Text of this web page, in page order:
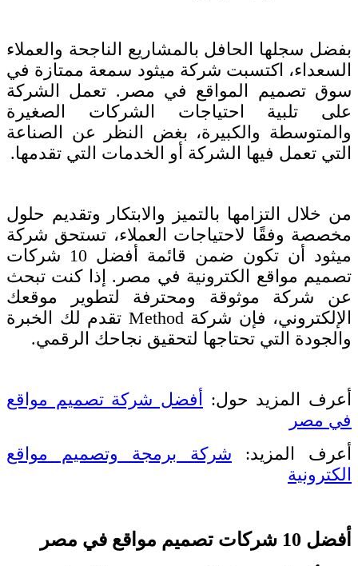
بفضل سجلها الحافل بالمشاريع الناجحة والعملاء
السعداء، اكتسبت شركة ميثود سمعة ممتازة في
سوق تصميم المواقع في مصر. تعمل الشركة
على تلبية احتياجات الشركات الصغيرة
والمتوسطة والكبيرة، بغض النظر عن الصناعة
التي تعمل فيها الشركة أو الخدمات التي تقدمها.
من خلال التزامها بالتميز والابتكار وتقديم حلول
مخصصة وفقًا لاحتياجات العملاء، تستحق شركة
ميثود أن تكون ضمن قائمة أفضل 10 شركات
تصميم مواقع الكترونية في مصر. إذا كنت تبحث
عن شركة موثوقة ومحترفة لتطوير موقعك
الإلكتروني، فإن شركة Method تقدم لك الخبرة
والجودة التي تحتاجها لتحقيق نجاحك الرقمي.
أعرف المزيد حول:
أفضل شركة تصميم مواقع
في مصر
أعرف المزيد: شركة برمجة وتصميم مواقع
الكترونية
أفضل 10 شركات تصميم مواقع في مصر